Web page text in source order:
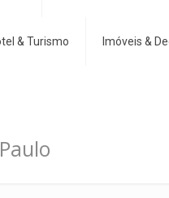
& Turismo Imóveis &